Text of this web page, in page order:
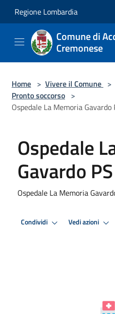
Regione Lombardia
Comune di
Cremonese
Home > Vivere il Comune >
Pronto soccorso >
Ospedale La Memoria Gavardo
Ospedale
Gavardo
Ospedale La Memoria
Condividi Vedi azioni